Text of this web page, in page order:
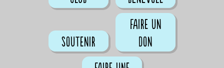
Soutenir
Faire un
don